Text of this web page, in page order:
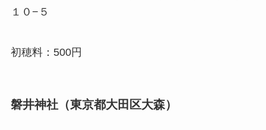
１０−５
初穂料：500円
磐井神社（東京都大田区大森）